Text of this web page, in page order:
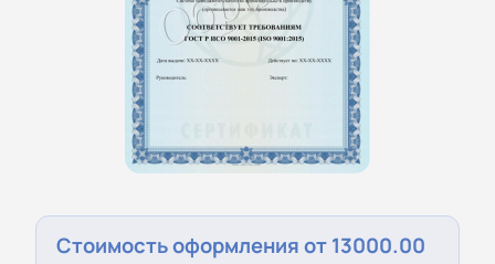
Стоимость оформления от 13000.00